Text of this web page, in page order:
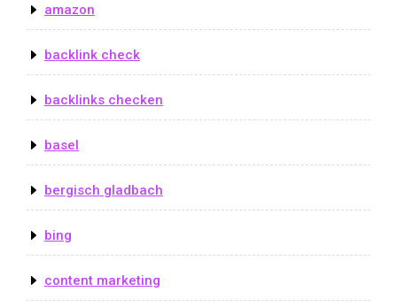
amazon
backlink check
backlinks checken
basel
bergisch gladbach
bing
content marketing